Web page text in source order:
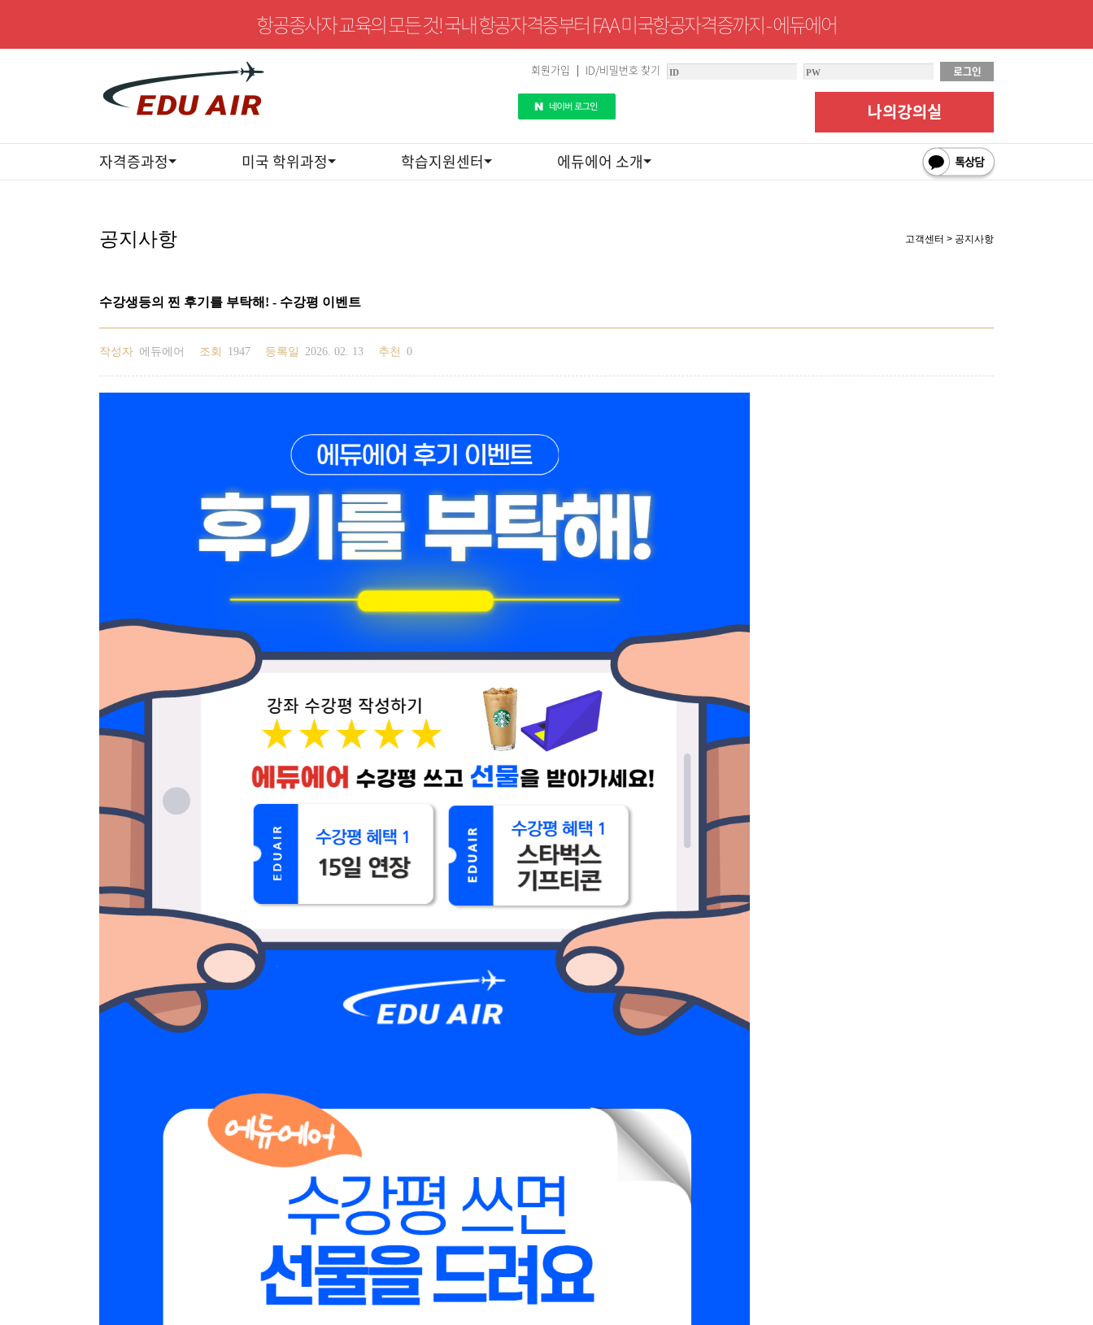
항공종사자 교육의 모든 것! 국내 항공자격증부터 FAA 미국항공자격증까지 - 에듀에어
자격증과정 미국 학위과정 학습지원센터 에듀에어 소개
회원가입 | ID/비밀번호 찾기
공지사항 고객센터 > 공지사항
수강생등의 찐 후기를 부탁해! - 수강평 이벤트
작성자 에듀에어 조회 1947 등록일 2026. 02. 13 추천 0